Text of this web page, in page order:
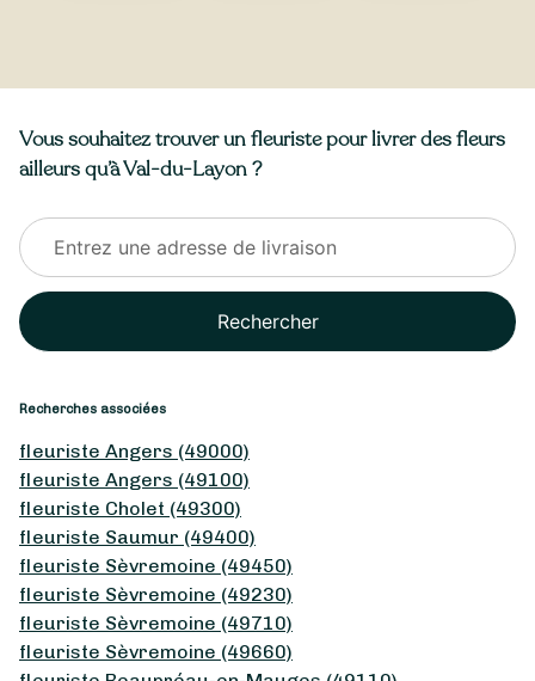
Vous souhaitez trouver un fleuriste pour livrer des fleurs
ailleurs qu’à Val-du-Layon ?
Rechercher
Recherches associées
fleuriste Angers (49000)
fleuriste Angers (49100)
fleuriste Cholet (49300)
fleuriste Saumur (49400)
fleuriste Sèvremoine (49450)
fleuriste Sèvremoine (49230)
fleuriste Sèvremoine (49710)
fleuriste Sèvremoine (49660)